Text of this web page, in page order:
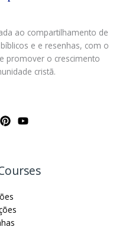
ao compartilhamento de
e e resenhas, com o
promover o crescimento
cristã.